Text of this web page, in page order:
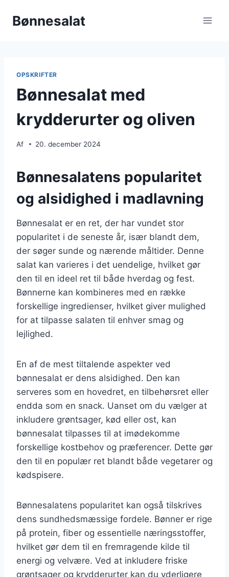
Bønnesalat
OPSKRIFTER
Bønnesalat med
krydderurter og oliven
Af 20. december 2024
Bønnesalatens popularitet
og alsidighed i madlavning
Bønnesalat er en ret, der har vundet stor
popularitet i de seneste år, især blandt dem,
der søger sunde og nærende måltider. Denne
salat kan varieres i det uendelige, hvilket gør
den til en ideel ret til både hverdag og fest.
Bønnerne kan kombineres med en række
forskellige ingredienser, hvilket giver mulighed
for at tilpasse salaten til enhver smag og
lejlighed.
En af de mest tiltalende aspekter ved
bønnesalat er dens alsidighed. Den kan
serveres som en hovedret, en tilbehørsret eller
endda som en snack. Uanset om du vælger at
inkludere grøntsager, kød eller ost, kan
bønnesalat tilpasses til at imødekomme
forskellige kostbehov og præferencer. Dette gør
den til en populær ret blandt både vegetarer og
kødspisere.
Bønnesalatens popularitet kan også tilskrives
dens sundhedsmæssige fordele. Bønner er rige
på protein, fiber og essentielle næringsstoffer,
hvilket gør dem til en fremragende kilde til
energi og velvære. Ved at inkludere friske
grøntsager og krydderurter kan du yderligere